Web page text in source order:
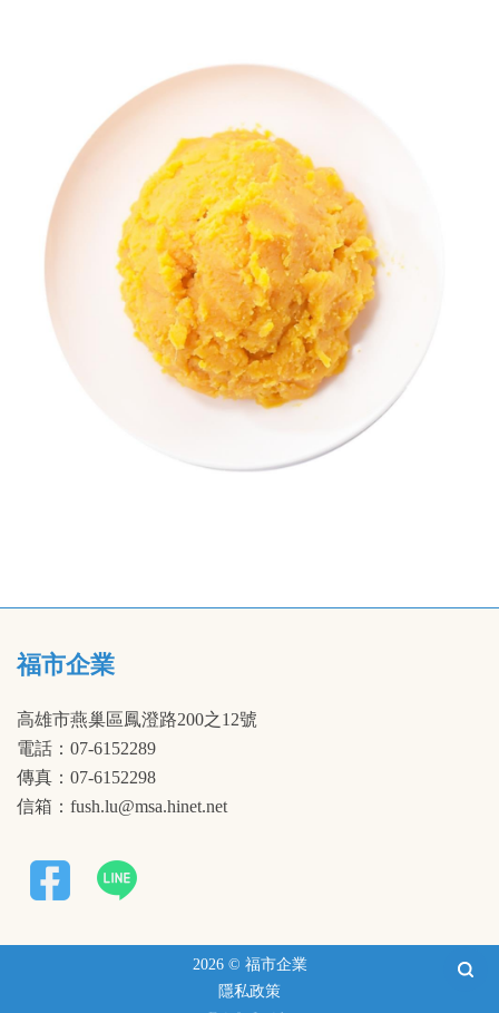
福市企業
高雄市燕巢區鳳澄路200之12號
電話：07-6152289
傳真：07-6152298
信箱：fush.lu@msa.hinet.net
2026 © 福市企業
隱私政策